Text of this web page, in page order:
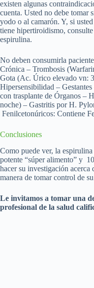
existen algunas
cuenta. Usted no debe tomar
yodo o al camarón. Y, si
tiene hipertiroidismo,
espirulina.
No deben consumirla
Crónica – Trombosis
Gota (Ac. Úrico elevado vn:
Hipersensibilidad –
con trasplante de Órganos –
noche) – Gastritis por H.
Fenilcetonúricos: Contiene
Conclusiones
Como puede ver, la
potente “súper alimento” y
hacer su investigación acerca
manera de tomar control de
Le invitamos a tomar una
profesional de la salud